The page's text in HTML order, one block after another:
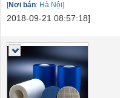
[Nơi bán: Hà Nội]
2018-09-21 08:57:18]